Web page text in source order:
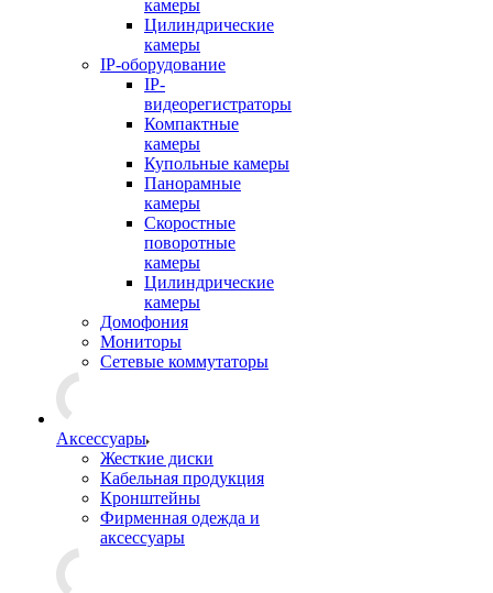
камеры
Цилиндрические
камеры
IP-оборудование
IP-
видеорегистраторы
Компактные
камеры
Купольные камеры
Панорамные
камеры
Скоростные
поворотные
камеры
Цилиндрические
камеры
Домофония
Мониторы
Сетевые коммутаторы
Аксессуары
Жесткие диски
Кабельная продукция
Кронштейны
Фирменная одежда и
аксессуары